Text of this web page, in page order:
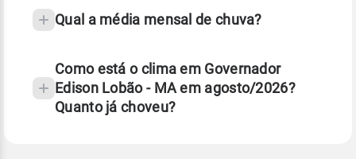
Qual a média mensal de chuva?
Como está o clima em Governador
Edison Lobão - MA em agosto/2026?
Quanto já choveu?